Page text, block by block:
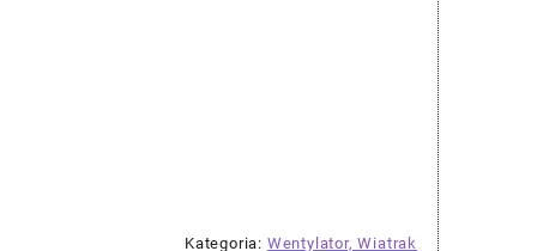
Kategoria: Wentylator, Wiatrak